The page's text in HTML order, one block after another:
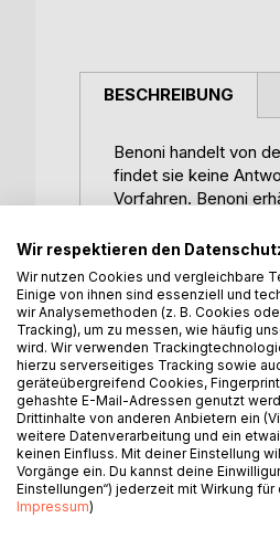
BESCHREIBUNG
Benoni handelt von
findet sie keine
Vorfahren. Benoni
und des Bösen
in den ersten
muss er zurück in
selbst unterrichten
Aber er erkennt
aufmerksam macht!
Eine berührende
WEITERE
Wir respektieren den
Wir nutzen Cookies und vergleichbare
Einige von ihnen sind essenziell und
wir Analysemethoden (z. B. Cookies
Tracking), um zu messen, wie häufig
wird. Wir verwenden
hierzu serverseitiges Tracking sowie
geräteübergreifend Cookies,
gehashte E-Mail-Adressen genutzt
Drittinhalte von anderen Anbietern ein
weitere Datenverarbeitung und ein
keinen Einfluss. Mit deiner Einstellung
Vorgänge ein. Du kannst deine
Einstellungen“) jederzeit mit Wirkung
Impressum)